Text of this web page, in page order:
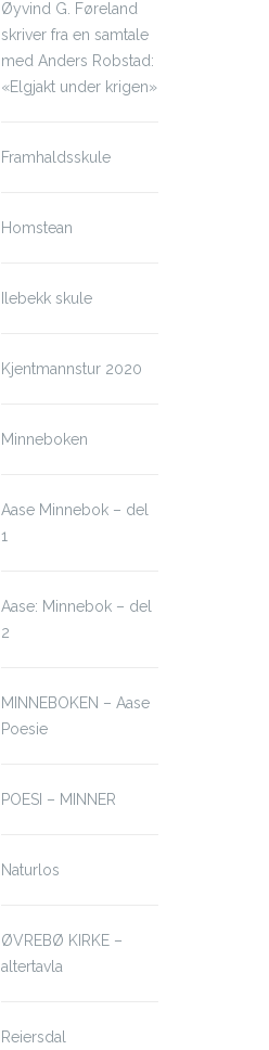
Øyvind G. Føreland
skriver fra en samtale
med Anders Robstad:
«Elgjakt under krigen»
Framhaldsskule
Homstean
Ilebekk skule
Kjentmannstur 2020
Minneboken
Aase Minnebok – del
1
Aase: Minnebok – del
2
MINNEBOKEN – Aase
Poesie
POESI – MINNER
Naturlos
ØVREBØ KIRKE –
altertavla
Reiersdal